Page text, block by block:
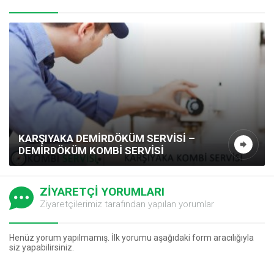
KARŞIYAKA DEMIRDÖKÜM SERVISI –
DEMIRDÖKÜM KOMBI SERVISI
ZİYARETÇİ YORUMLARI
Ziyaretçilerimiz tarafından yapılan yorumlar
Henüz yorum yapılmamış. İlk yorumu aşağıdaki form aracılığıyla
siz yapabilirsiniz.